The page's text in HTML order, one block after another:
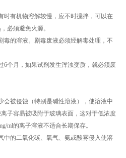
时有机物溶解较慢，应不时搅拌，可以在
必须避免火源。
毒的溶液。剧毒废液必须经解毒处理，不
6个月，如果试剂发生浑浊变质，就必须废
会被侵蚀（特别是碱性溶液），使溶液中
子容易被吸附于玻璃表面，这对于低浓度
ml的离子溶液不适合长期保存。
中的二氧化碳、氧气、氨或酸雾侵入使溶